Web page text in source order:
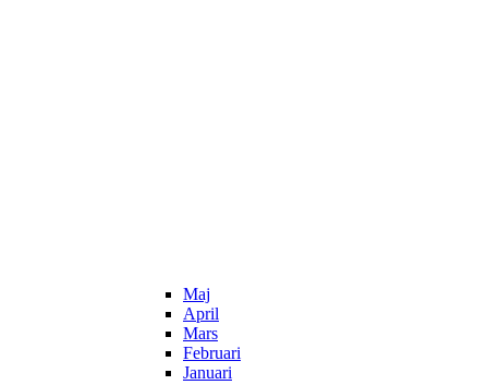
Maj
April
Mars
Februari
Januari